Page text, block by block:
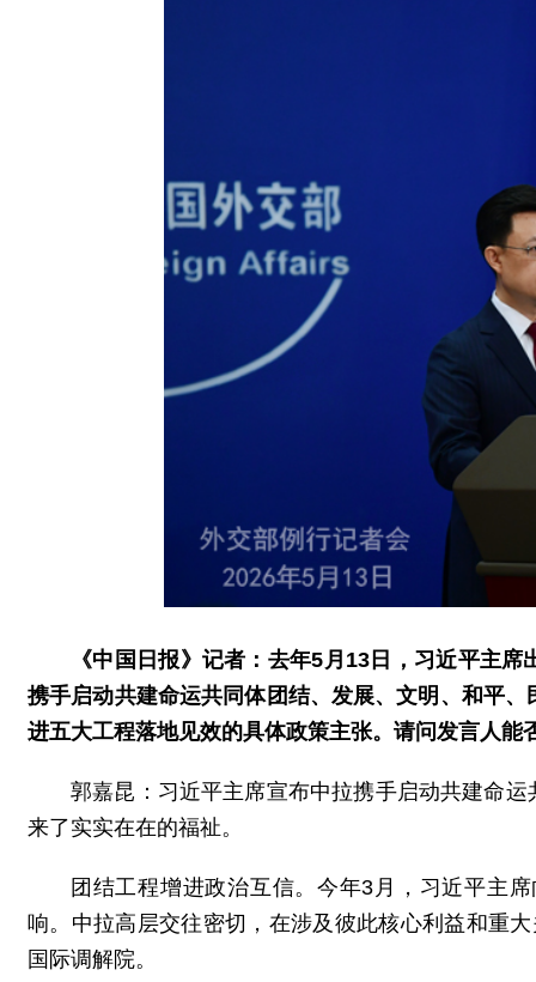
《中国日报》记者：去年5月13日，习近平主
携手启动共建命运共同体团结、发展、文明、和平
进五大工程落地见效的具体政策主张。请问发言人
郭嘉昆：习近平主席宣布中拉携手启动共建命
来了实实在在的福祉。
团结工程增进政治互信。今年3月，习近平主
响。中拉高层交往密切，在涉及彼此核心利益和重
国际调解院。